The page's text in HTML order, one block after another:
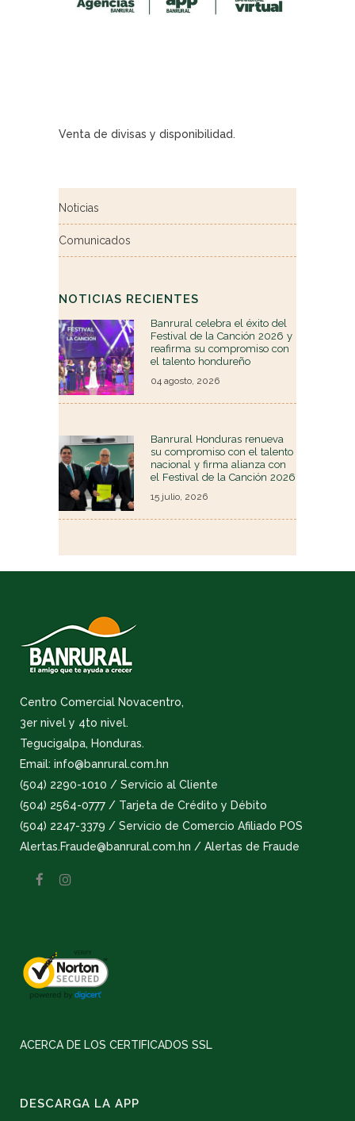
Venta de divisas y disponibilidad.
Noticias
Comunicados
NOTICIAS RECIENTES
Banrural celebra el éxito del
Festival de la Canción 2026 y
reafirma su compromiso con
el talento hondureño
04 agosto, 2026
Banrural Honduras renueva
su compromiso con el talento
nacional y firma alianza con
el Festival de la Canción 2026
15 julio, 2026
Centro Comercial Novacentro,
3er nivel y 4to nivel.
Tegucigalpa, Honduras.
Email: info@banrural.com.hn
(504) 2290-1010 / Servicio al Cliente
(504) 2564-0777 / Tarjeta de Crédito y Débito
(504) 2247-3379 / Servicio de Comercio Afiliado POS
Alertas.Fraude@banrural.com.hn / Alertas de Fraude
ACERCA DE LOS CERTIFICADOS SSL
DESCARGA LA APP